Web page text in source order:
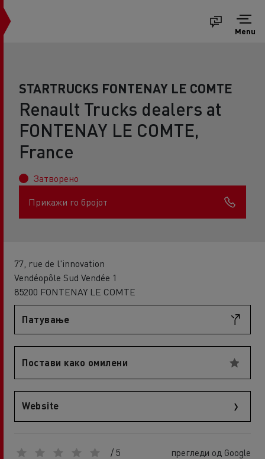
Menu
STARTRUCKS FONTENAY LE COMTE
Renault Trucks dealers at
FONTENAY LE COMTE,
France
Затворено
Прикажи го бројот
77, rue de l'innovation
Vendéopôle Sud Vendée 1
85200 FONTENAY LE COMTE
Патување
Постави како омилени
Website
/ 5 прегледи од Google